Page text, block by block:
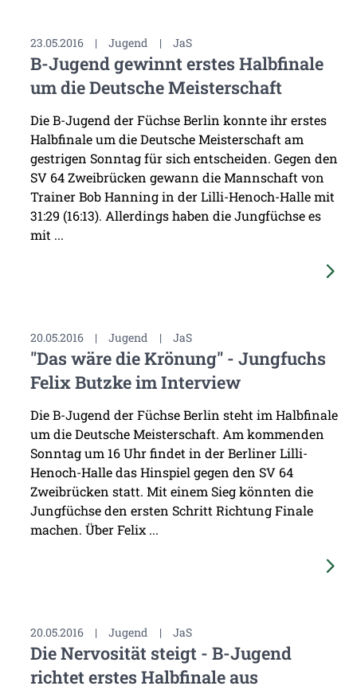
23.05.2016 | Jugend | JaS
B-Jugend gewinnt erstes Halbfinale
um die Deutsche Meisterschaft
Die B-Jugend der Füchse Berlin konnte ihr erstes
Halbfinale um die Deutsche Meisterschaft am
gestrigen Sonntag für sich entscheiden. Gegen den
SV 64 Zweibrücken gewann die Mannschaft von
Trainer Bob Hanning in der Lilli-Henoch-Halle mit
31:29 (16:13). Allerdings haben die Jungfüchse es
mit ...
20.05.2016 | Jugend | JaS
"Das wäre die Krönung" - Jungfuchs
Felix Butzke im Interview
Die B-Jugend der Füchse Berlin steht im Halbfinale
um die Deutsche Meisterschaft. Am kommenden
Sonntag um 16 Uhr findet in der Berliner Lilli-
Henoch-Halle das Hinspiel gegen den SV 64
Zweibrücken statt. Mit einem Sieg könnten die
Jungfüchse den ersten Schritt Richtung Finale
machen. Über Felix ...
20.05.2016 | Jugend | JaS
Die Nervosität steigt - B-Jugend
richtet erstes Halbfinale aus